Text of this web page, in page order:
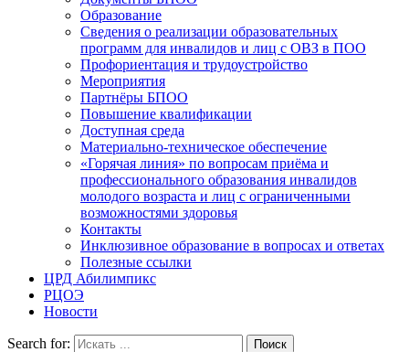
Образование
Сведения о реализации образовательных
программ для инвалидов и лиц с ОВЗ в ПОО
Профориентация и трудоустройство
Мероприятия
Партнёры БПОО
Повышение квалификации
Доступная среда
Материально-техническое обеспечение
«Горячая линия» по вопросам приёма и
профессионального образования инвалидов
молодого возраста и лиц с ограниченными
возможностями здоровья
Контакты
Инклюзивное образование в вопросах и ответах
Полезные ссылки
ЦРД Абилимпикс
РЦОЭ
Новости
Search for: